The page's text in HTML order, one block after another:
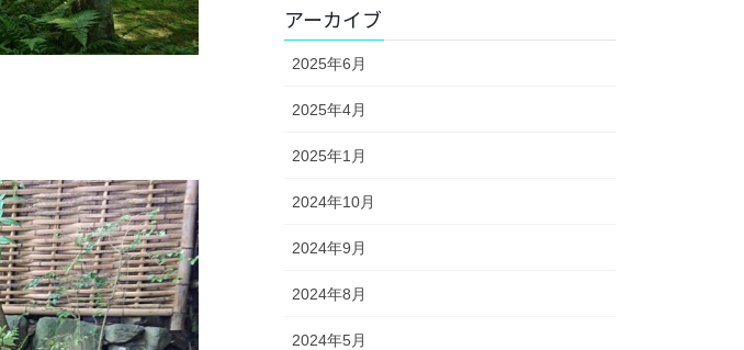
アーカイブ
2025年6月
2025年4月
2025年1月
2024年10月
2024年9月
2024年8月
2024年5月